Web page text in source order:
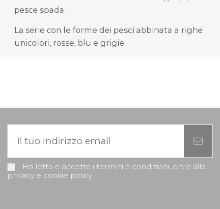
pesce spada.
La serie con le forme dei pesci abbinata a righe
unicolori, rosse, blu e grigie.
Ho letto e accetto i termini e condizioni, oltre alla
privacy e cookie policy